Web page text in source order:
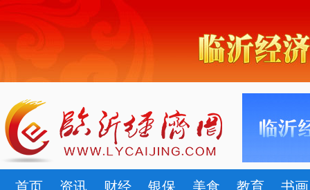
首页 资讯 财经 银保 美食 教育 书画